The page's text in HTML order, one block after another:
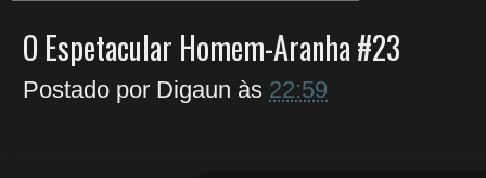
O Espetacular Homem-Aranha #23
Postado por Digaun às 22:59